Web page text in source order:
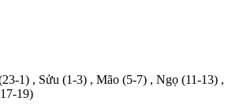
1) , Sửu (1-3) , Mão (5-7) , Ngọ (11-13) ,
19)